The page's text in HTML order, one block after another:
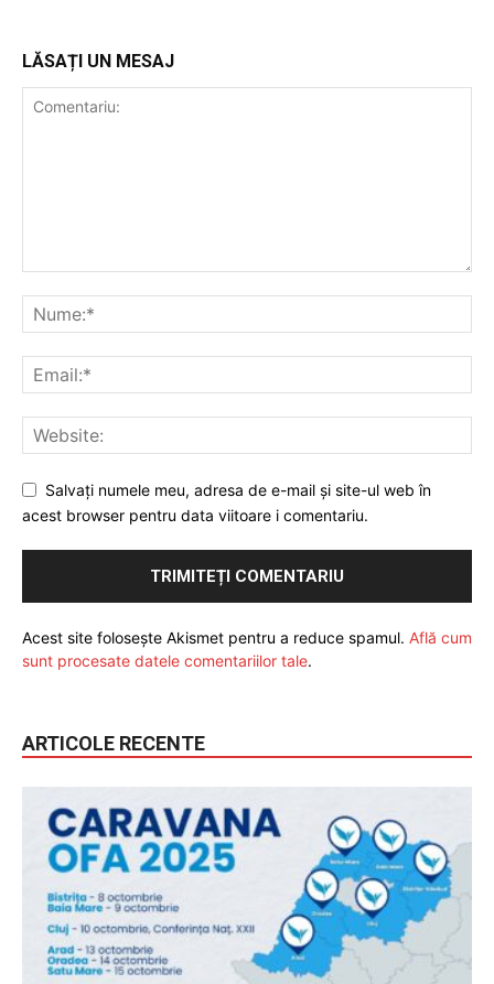
LĂSAȚI UN MESAJ
Salvați numele meu, adresa de e-mail și site-ul web în
acest browser pentru data viitoare i comentariu.
Acest site folosește Akismet pentru a reduce spamul. Află cum
sunt procesate datele comentariilor tale.
ARTICOLE RECENTE